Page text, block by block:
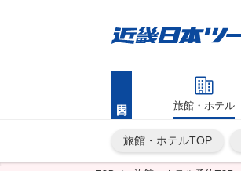
旅館・ホテル
旅館・ホテルTOP